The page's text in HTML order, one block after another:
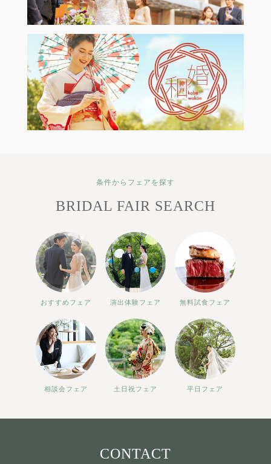
条件からフェアを探す
BRIDAL FAIR SEARCH
おすすめフェア 演出体験フェア 無料試食フェア
相談会フェア 土日祝フェア 平日フェア
CONTACT